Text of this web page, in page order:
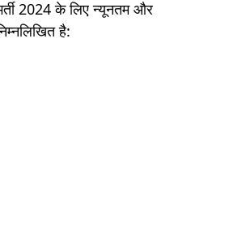
2024 के लिए न्यूनतम और
है: